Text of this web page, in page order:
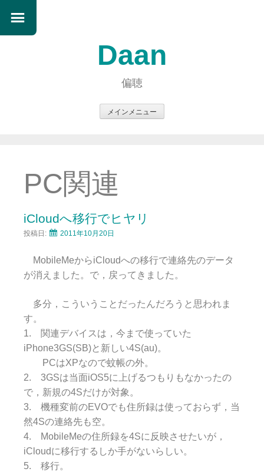
Daan
偏聴
メインメニュー
ン
ツ
ス
キ
プ
PC関連
iCloudへ移行でヒヤリ
投稿日: 2011年10月20日
MobileMeからiCloudへの移行で連絡先のデータ
が消えました。で，戻ってきました。
多分，こういうことだったんだろうと思われま
す。
1. 関連デバイスは，今まで使っていた
iPhone3GS(SB)と新しい4S(au)。
PCはXPなので蚊帳の外。
2. 3GSは当面iOS5に上げるつもりもなかったの
で，新規の4Sだけが対象。
3. 機種変前のEVOでも住所録は使っておらず，当
然4Sの連絡先も空。
4. MobileMeの住所録を4Sに反映させたいが，
iCloudに移行するしか手がないらしい。
5. 移行。